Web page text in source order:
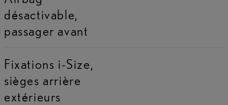
désactivable,
passager avant
Fixations i-Size,
sièges arrière
extérieurs